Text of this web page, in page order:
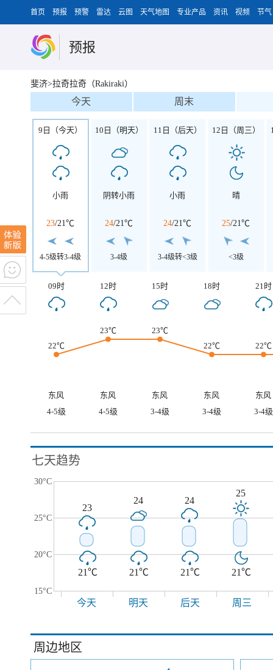
首页 预报 预警 雷达 云图 天气地图 专业产品 资讯 视频 节气
预报
斐济>拉奇拉奇（Rakiraki）
今天 周末
9日（今天）
小雨
23/21℃
4-5级转3-4级
10日（明天）
阴转小雨
24/21℃
3-4级
11日（后天）
小雨
24/21℃
3-4级转<3级
12日（周三）
晴
25/21℃
<3级
09时 12时 15时 18时 21时
22℃
23℃
23℃
22℃
22℃
东风 东风 东风 东风
东风
4-5级
4-5级 3-4级 3-4级 3-4级
七天趋势
30°C
25°C
20°C
15°C
23
21℃
24
21℃
24
21℃
25
21℃
今天 明天 后天 周三
周边地区